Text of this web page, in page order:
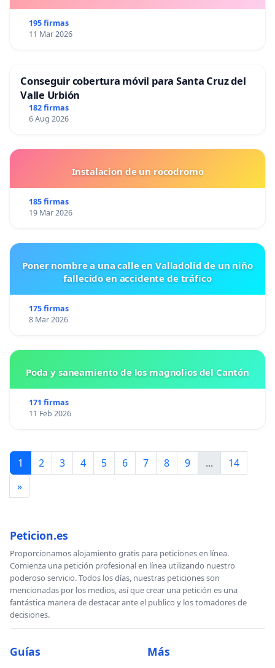
195 firmas
11 Mar 2026
Conseguir cobertura móvil para Santa Cruz del
Valle Urbión
182 firmas
6 Aug 2026
Instalacion de un rocodromo
185 firmas
19 Mar 2026
Poner nombre a una calle en Valladolid de un niño
fallecido en accidente de tráfico
175 firmas
8 Mar 2026
Poda y saneamiento de los magnolios del Cantón
171 firmas
11 Feb 2026
1 2 3 4 5 6 7 8 9 ...
14
»
Peticion.es
Proporcionamos alojamiento gratis para peticiones en línea.
Comienza una petición profesional en línea utilizando nuestro
poderoso servicio. Todos los días, nuestras peticiones son
mencionadas por los medios, así que crear una petición es una
fantástica manera de destacar ante el publico y los tomadores de
decisiones.
Guías Más